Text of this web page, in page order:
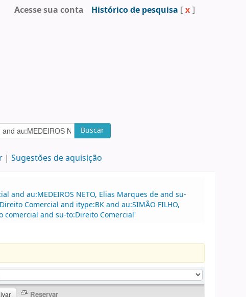
Acesse sua conta Histórico de pesquisa [ x ]
Buscar
Sugestões de aquisição
and au:MEDEIROS NETO, Elias Marques de and su-
Comercial and itype:BK and au:SIMÃO FILHO,
comercial and su-to:Direito Comercial'